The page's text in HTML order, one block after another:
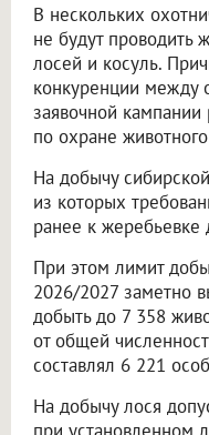
В нескольких
не будут проводить
лосей и косуль.
конкуренции между
заявочной кампании
по охране
На добычу
из которых
ранее к жеребьевке
При этом лимит
2026/2027 заметно
добыть до 7 358
от общей
составлял 6 221
На добычу лося